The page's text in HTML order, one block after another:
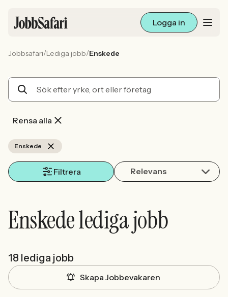
Logga in
Arbetsliv och karriär
Sök med AI
Jobbsafari/Lediga jobb/Enskede
Rensa alla
Enskede
Filtrera Relevans
Enskede lediga jobb
18 lediga jobb
Skapa Jobbevakaren